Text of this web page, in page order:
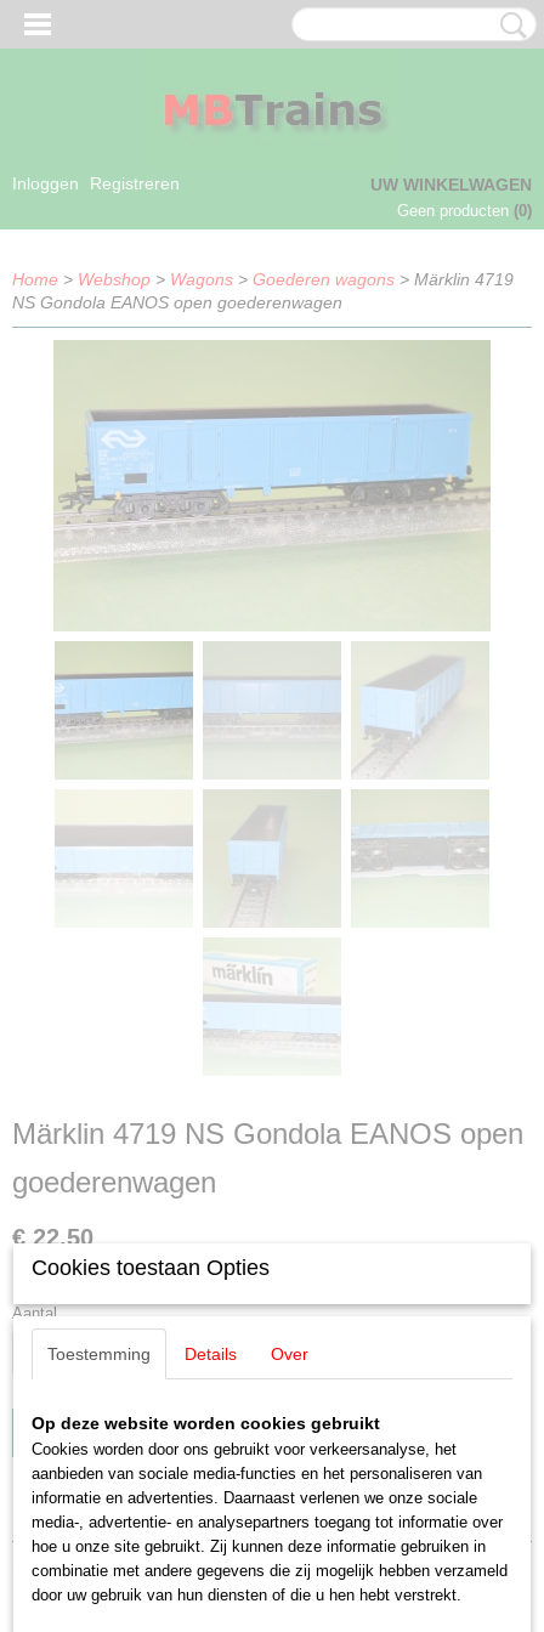
Inloggen Registreren UW WINKELWAGEN
Geen producten (0)
Home > Webshop > Wagons > Goederen wagons > Märklin 4719
NS Gondola EANOS open goederenwagen
Märklin 4719 NS Gondola EANOS open
goederenwagen
€ 22,50
Op voorraad
Aantal
IN WINKELWAGEN
Specificaties
Productcode leverancier
4719
Omschrijving
Cookies toestaan Opties
Toestemming Details Over
Op deze website worden cookies gebruikt
Cookies worden door ons gebruikt voor verkeersanalyse, het
aanbieden van sociale media-functies en het personaliseren van
informatie en advertenties. Daarnaast verlenen we onze sociale
media-, advertentie- en analysepartners toegang tot informatie over
hoe u onze site gebruikt. Zij kunnen deze informatie gebruiken in
combinatie met andere gegevens die zij mogelijk hebben verzameld
door uw gebruik van hun diensten of die u hen hebt verstrekt.